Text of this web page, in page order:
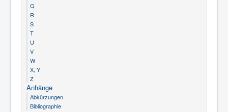
Q
R
S
T
U
V
W
X, Y
Z
Anhänge
Abkürzungen
Bibliographie